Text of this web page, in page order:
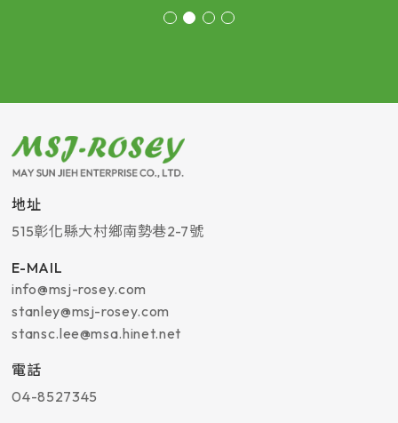
地址
515彰化縣大村鄉南勢巷2-7號
E-MAIL
info@msj-rosey.com
stanley@msj-rosey.com
stansc.lee@msa.hinet.net
電話
04-8527345